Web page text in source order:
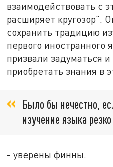
взаимодействовать с
расширяет кругозор".
сохранить традицию
первого иностранного
призвали задуматься
приобретать знания в
Было бы нечестно,
изучение языка
- уверены финны.